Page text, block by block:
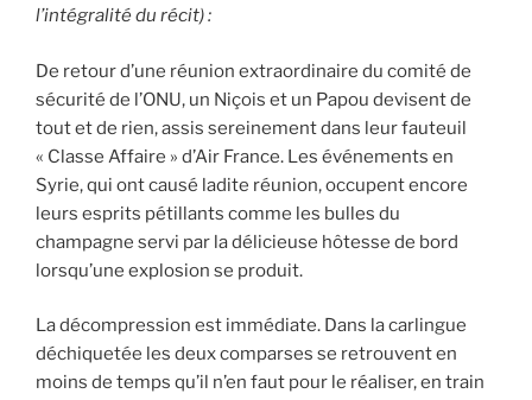
l’intégralité du récit) :
De retour d’une réunion extraordinaire du comité de
sécurité de l’ONU, un Niçois et un Papou devisent de
tout et de rien, assis sereinement dans leur fauteuil
« Classe Affaire » d’Air France. Les événements en
Syrie, qui ont causé ladite réunion, occupent encore
leurs esprits pétillants comme les bulles du
champagne servi par la délicieuse hôtesse de bord
lorsqu’une explosion se produit.
La décompression est immédiate. Dans la carlingue
déchiquetée les deux comparses se retrouvent en
moins de temps qu’il n’en faut pour le réaliser, en train